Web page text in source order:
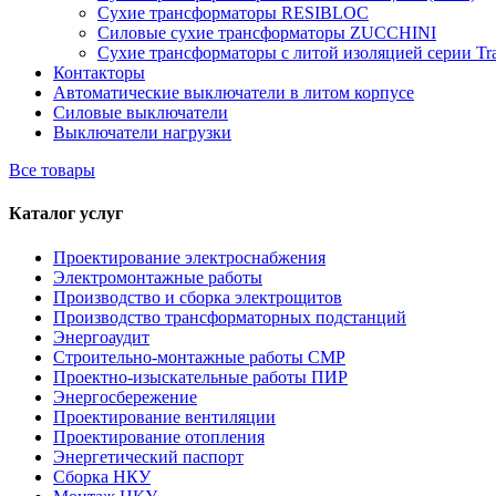
Сухие трансформаторы RESIBLOC
Силовые сухие трансформаторы ZUCCHINI
Сухие трансформаторы с литой изоляцией серии
Контакторы
Автоматические выключатели в литом корпусе
Силовые выключатели
Выключатели нагрузки
Все товары
Каталог услуг
Проектирование электроснабжения
Электромонтажные работы
Производство и сборка электрощитов
Производство трансформаторных подстанций
Энергоаудит
Строительно-монтажные работы СМР
Проектно-изыскательные работы ПИР
Энергосбережение
Проектирование вентиляции
Проектирование отопления
Энергетический паспорт
Сборка НКУ